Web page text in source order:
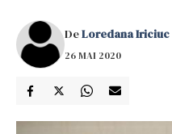
DeLoredana Iriciuc
26 MAI 2020